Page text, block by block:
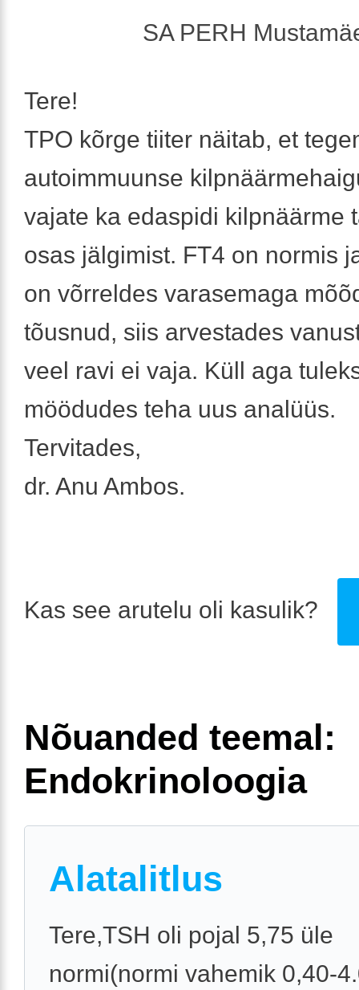
SA PERH
Tere!
TPO kõrge tiiter näitab, et
autoimmuunse
vajate ka edaspidi kilpnäärme
osas jälgimist. FT4 on normis
on võrreldes varasemaga
tõusnud, siis arvestades
veel ravi ei vaja. Küll aga
möödudes teha uus analüüs.
Tervitades,
dr. Anu Ambos.
Kas see arutelu oli kasulik?
Nõuanded teemal:
Endokrinoloogia
Alatalitlus
Tere,TSH oli pojal 5,75 üle
normi(normi vahemik 0,40-